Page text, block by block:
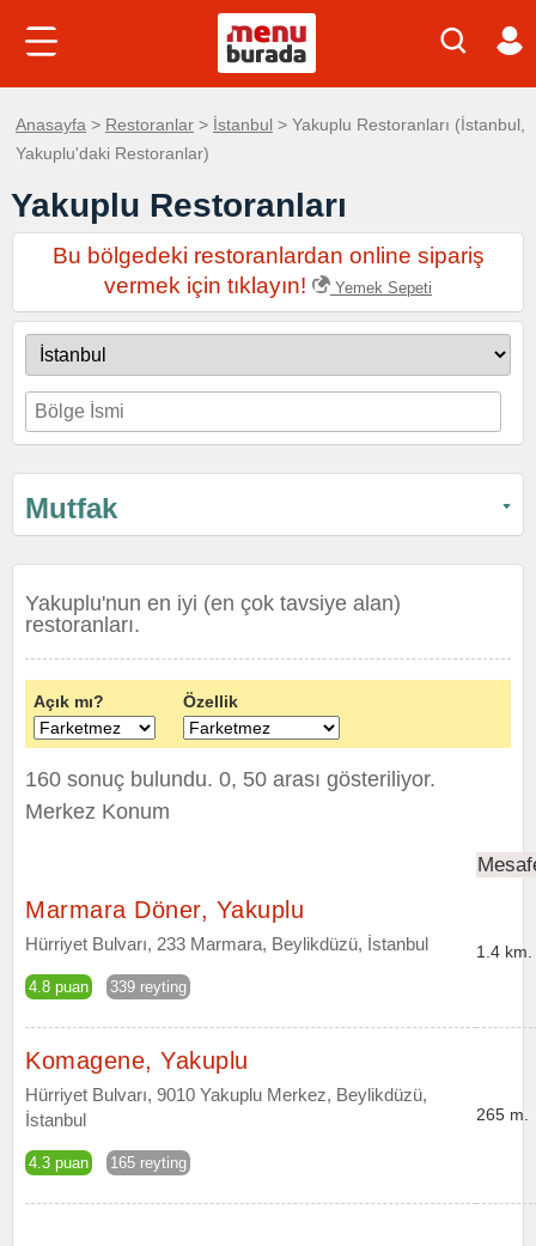
Anasayfa > Restoranlar > İstanbul > Yakuplu Restoranları (İstanbul,
Yakuplu'daki Restoranlar)
Yakuplu Restoranları
Bu bölgedeki restoranlardan online sipariş
vermek için tıklayın!
Yemek Sepeti
Mutfak
Yakuplu'nun en iyi (en çok tavsiye alan)
restoranları.
Açık mı? Özellik
160 sonuç bulundu. 0, 50 arası gösteriliyor.
Merkez Konum
Marmara Döner, Yakuplu
Hürriyet Bulvarı, 233 Marmara, Beylikdüzü, İstanbul
4.8 puan 339 reyting
1.4 km.
Komagene, Yakuplu
Hürriyet Bulvarı, 9010 Yakuplu Merkez, Beylikdüzü,
İstanbul
4.3 puan 165 reyting
265 m.